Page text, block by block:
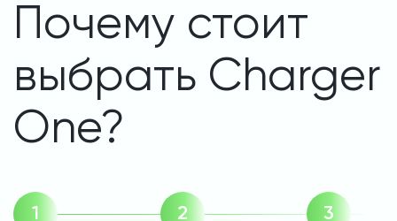
Почему стоит
выбрать Charger
One?